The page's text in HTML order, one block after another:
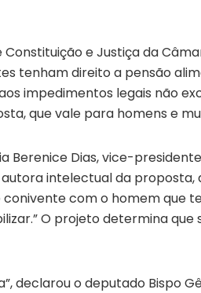
Constituição e Justiça da
tenham direito a pensão
impedimentos legais não
que vale para homens e
Berenice Dias, vice-
intelectual da proposta,
conivente com o homem que
O projeto determina
declarou o deputado Bispo